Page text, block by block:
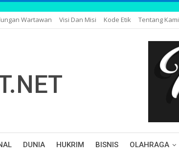
Wartawan Visi Dan Misi Kode Etik Tentang Kami
DUNIA HUKRIM BISNIS OLAHRAGA